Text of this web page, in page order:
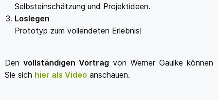
Selbsteinschätzung und Projektideen.
Loslegen
Prototyp zum vollendeten Erlebnis!
Denvollständigen Vortrag von Werner Gaulke können
Sie sich hier als Video anschauen.